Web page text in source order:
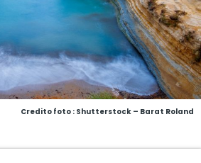
Credito foto : Shutterstock – Barat Roland